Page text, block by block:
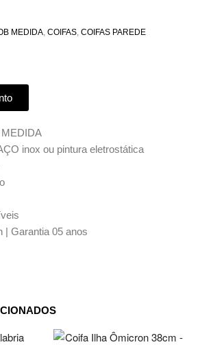
MEDIDA COIFAS COIFAS PAREDE
inox ou pintura eletrostática
| Garantia 05 anos